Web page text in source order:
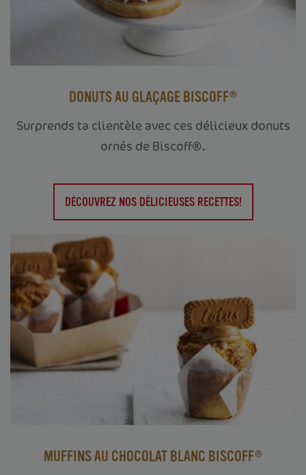
DONUTS AU GLAÇAGE BISCOFF®
Surprends ta clientèle avec ces délicieux donuts
ornés de Biscoff®.
DÉCOUVREZ NOS DÉLICIEUSES RECETTES!
MUFFINS AU CHOCOLAT BLANC BISCOFF®